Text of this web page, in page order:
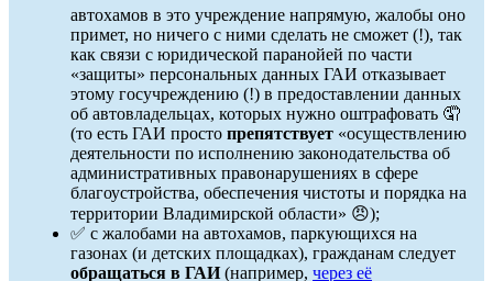
автохамов в это учреждение напрямую, жалобы оно
примет, но ничего с ними сделать не сможет (!), так
как связи с юридической паранойей по части
«защиты» персональных данных ГАИ отказывает
этому госучреждению (!) в предоставлении данных
об автовладельцах, которых нужно оштрафовать 🤦
(то есть ГАИ просто препятствует «осуществлению
деятельности по исполнению законодательства об
административных правонарушениях в сфере
благоустройства, обеспечения чистоты и порядка на
территории Владимирской области» 😠);
✅ с жалобами на автохамов, паркующихся на
газонах (и детских площадках), гражданам следует
обращаться в ГАИ(например, через её